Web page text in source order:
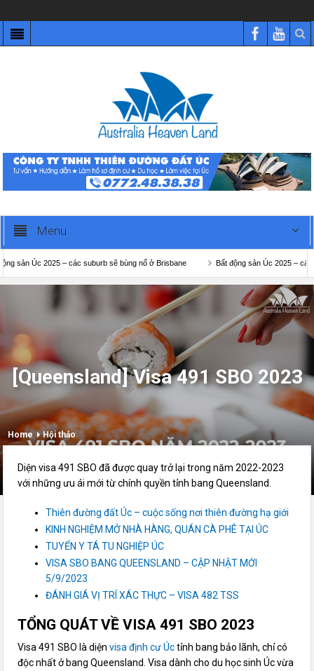
Menu
Úc 2025 – các suburb sẽ bùng nổ ở Brisbane Bất động sản Úc 2025 – các suburb
[Queensland] Visa 491 SBO 2023
Home Hội thảo
Diện visa 491 SBO đã được quay trở lại trong năm 2022-2023
với những ưu ái mới từ chính quyền tỉnh bang Queensland.
Thiên đường đất Úc – cuộc sống nơi thiên đường hạ giới
KINH NGHIỆM MỞ NHÀ HÀNG, QUÁN CÀ PHÊ TẠI ÚC
TUYỂN Y TÁ TU NGHIỆP ÚC
VISA SBO BANG QUEENSLAND – CẬP NHẬT MỚI
5/9/2023
ĐÁNH GIÁ VỊ TRÍ XÁC THỰC – VISA 482 TSS
TỔNG QUÁT VỀ VISA 491 SBO 2023
Visa 491 SBO là diệnvisa định cư Úctỉnh bang bảo lãnh, chỉ có
độc nhất ở bang Queensland. Visa dành cho du học sinh Úc vừa